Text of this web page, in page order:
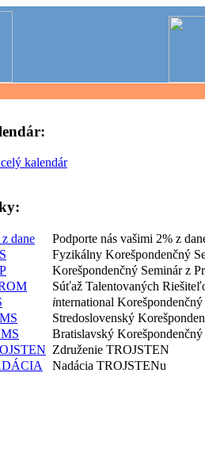
kalendár
dane
Podporte nás vašimi 2% z
Fyzikálny Korešpondenčný
Korešpondenčný Seminár z
Súťaž Talentovaných
international Korešpondenčný
Stredoslovenský
Bratislavský
Združenie TROJSTEN
Nadácia TROJSTENu